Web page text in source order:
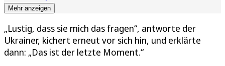
Mehr anzeigen
„Lustig, dass sie mich das fragen“, antworte der
Ukrainer, kichert erneut vor sich hin, und erklärte
dann: „Das ist der letzte Moment.“